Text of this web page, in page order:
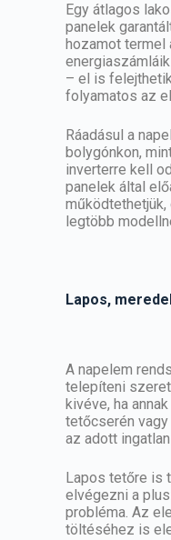
Egy átlagos
panelek
hozamot
– el is
folyamatos az
Ráadásul a
bolygónkon,
inverterre kell
panelek által
legtöbb
Lapos,
A napelem
telepíteni
kivéve, ha
tetőcserén
az adott
Lapos tetőre is
elvégezni a
probléma. Az
töltéséhez is